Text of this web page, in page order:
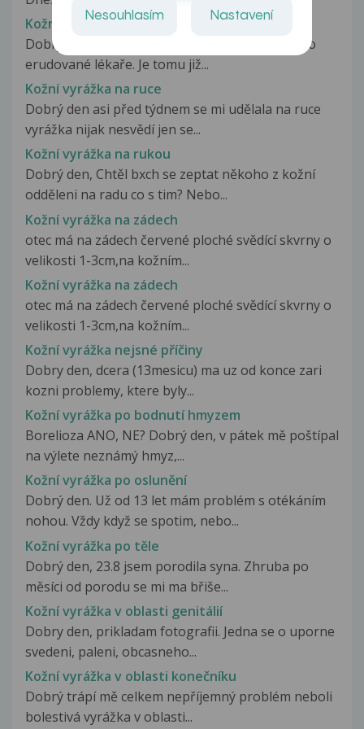
Kožní vyrážka na ruce
Dobrý den, prosím vás pěkně o vaší pomoc jako
erudované lékaře. Je tomu již...
Kožní vyrážka na ruce
Dobrý den asi před týdnem se mi udělala na ruce
vyrážka nijak nesvědí jen se...
Kožní vyrážka na rukou
Dobrý den, Chtěl bxch se zeptat někoho z kožní
odděleni na radu co s tim? Nebo...
Kožní vyrážka na zádech
otec má na zádech červené ploché svědící skvrny o
velikosti 1-3cm,na kožním...
Kožní vyrážka na zádech
otec má na zádech červené ploché svědící skvrny o
velikosti 1-3cm,na kožním...
Kožní vyrážka nejsné příčiny
Dobry den, dcera (13mesicu) ma uz od konce zari
kozni problemy, ktere byly...
Kožní vyrážka po bodnutí hmyzem
Borelioza ANO, NE? Dobrý den, v pátek mě poštípal
na výlete neznámý hmyz,...
Kožní vyrážka po oslunění
Dobrý den. Už od 13 let mám problém s otékáním
nohou. Vždy když se spotim, nebo...
Kožní vyrážka po těle
Dobrý den, 23.8 jsem porodila syna. Zhruba po
měsíci od porodu se mi ma břiše...
Kožní vyrážka v oblasti genitálií
Dobry den, prikladam fotografii. Jedna se o uporne
svedeni, paleni, obcasneho...
Kožní vyrážka v oblasti konečníku
Dobrý trápí mě celkem nepříjemný problém neboli
bolestivá vyrážka v oblasti...
Nesouhlasím Nastavení